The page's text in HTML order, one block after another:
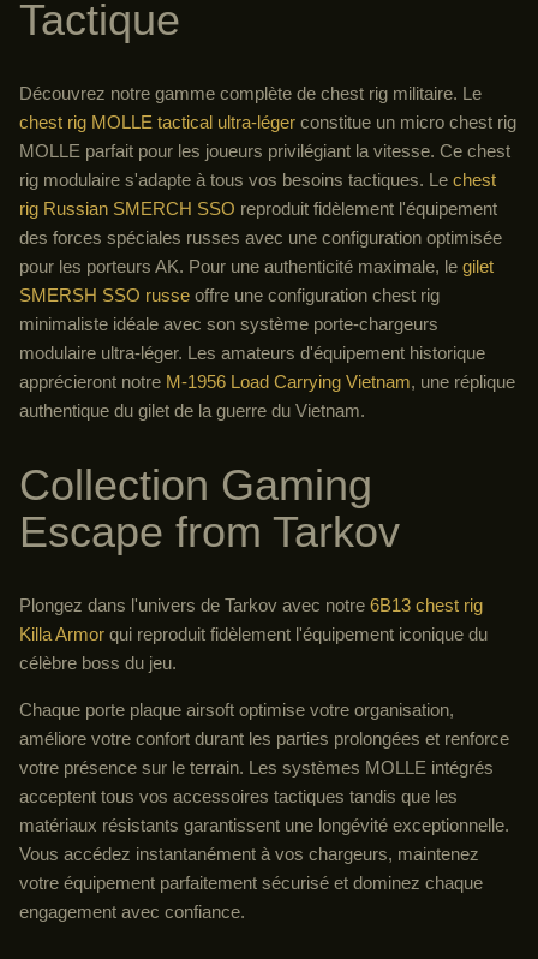
Tactique
Découvrez notre gamme complète de chest rig militaire. Le
chest rig MOLLE tactical ultra-léger constitue un micro chest rig
MOLLE parfait pour les joueurs privilégiant la vitesse. Ce chest
rig modulaire s'adapte à tous vos besoins tactiques. Le chest
rig Russian SMERCH SSO reproduit fidèlement l'équipement
des forces spéciales russes avec une configuration optimisée
pour les porteurs AK. Pour une authenticité maximale, le gilet
SMERSH SSO russe offre une configuration chest rig
minimaliste idéale avec son système porte-chargeurs
modulaire ultra-léger. Les amateurs d'équipement historique
apprécieront notre M-1956 Load Carrying Vietnam, une réplique
authentique du gilet de la guerre du Vietnam.
Collection Gaming
Escape from Tarkov
Plongez dans l'univers de Tarkov avec notre 6B13 chest rig
Killa Armor qui reproduit fidèlement l'équipement iconique du
célèbre boss du jeu.
Chaque porte plaque airsoft optimise votre organisation,
améliore votre confort durant les parties prolongées et renforce
votre présence sur le terrain. Les systèmes MOLLE intégrés
acceptent tous vos accessoires tactiques tandis que les
matériaux résistants garantissent une longévité exceptionnelle.
Vous accédez instantanément à vos chargeurs, maintenez
votre équipement parfaitement sécurisé et dominez chaque
engagement avec confiance.